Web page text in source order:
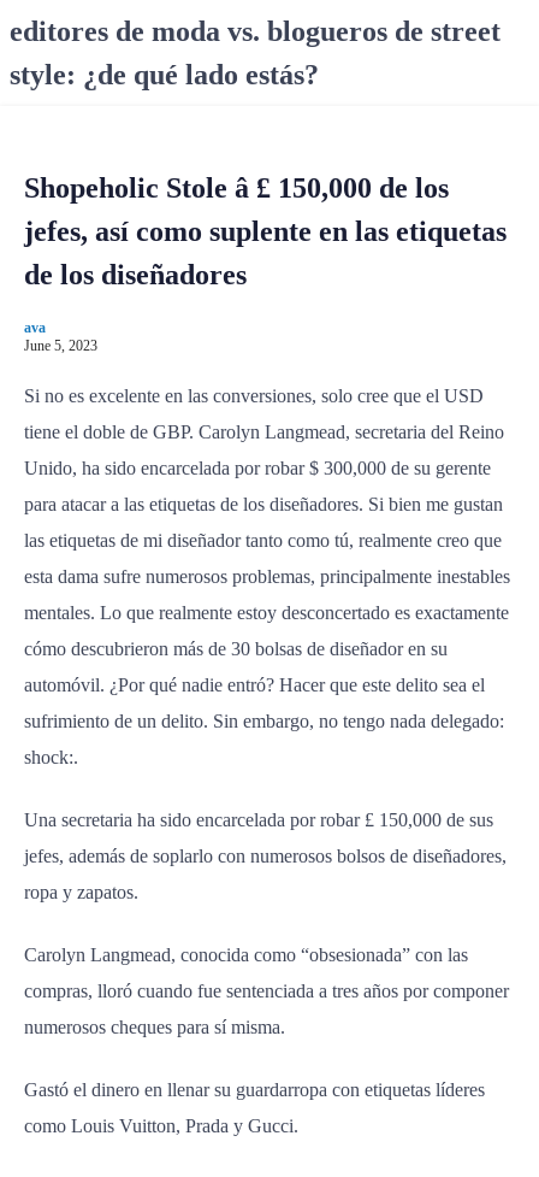
editores de moda vs. blogueros de street
style: ¿de qué lado estás?
Shopeholic Stole â £ 150,000 de los
jefes, así como suplente en las etiquetas
de los diseñadores
ava
June 5, 2023
Si no es excelente en las conversiones, solo cree que el USD
tiene el doble de GBP. Carolyn Langmead, secretaria del Reino
Unido, ha sido encarcelada por robar $ 300,000 de su gerente
para atacar a las etiquetas de los diseñadores. Si bien me gustan
las etiquetas de mi diseñador tanto como tú, realmente creo que
esta dama sufre numerosos problemas, principalmente inestables
mentales. Lo que realmente estoy desconcertado es exactamente
cómo descubrieron más de 30 bolsas de diseñador en su
automóvil. ¿Por qué nadie entró? Hacer que este delito sea el
sufrimiento de un delito. Sin embargo, no tengo nada delegado:
shock:.
Una secretaria ha sido encarcelada por robar £ 150,000 de sus
jefes, además de soplarlo con numerosos bolsos de diseñadores,
ropa y zapatos.
Carolyn Langmead, conocida como “obsesionada” con las
compras, lloró cuando fue sentenciada a tres años por componer
numerosos cheques para sí misma.
Gastó el dinero en llenar su guardarropa con etiquetas líderes
como Louis Vuitton, Prada y Gucci.